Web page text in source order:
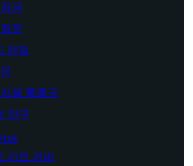
금
문
레일
붕 통풍구
창구
버
카트 커버